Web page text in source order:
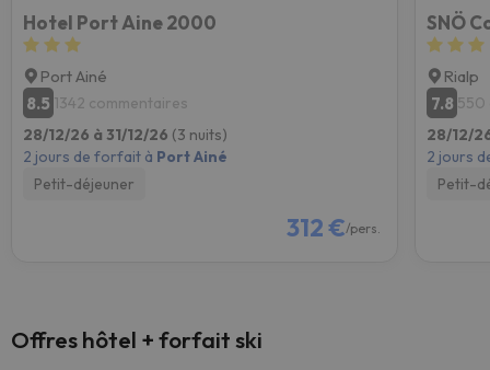
Hotel Port Aine 2000
Port Ainé
8.5 1342 commentaires
28/12/26 à 31/12/26 (3 nuits)
2 jours de forfait à Port Ainé
Petit-déjeuner
312 €/pers.
SNÖ
Rialp
7.8 550
28/12/
2 jours
Petit-
Offres hôtel + forfait ski